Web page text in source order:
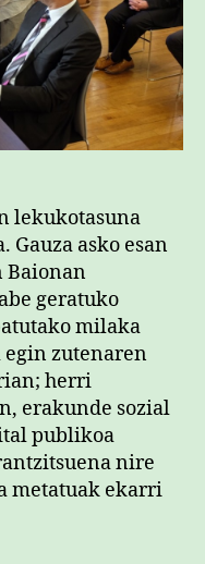
lekukotasuna
Gauza asko esan
Baionan
geratuko
milaka
egin zutenaren
herri
erakunde sozial
publikoa
nire
metatuak ekarri